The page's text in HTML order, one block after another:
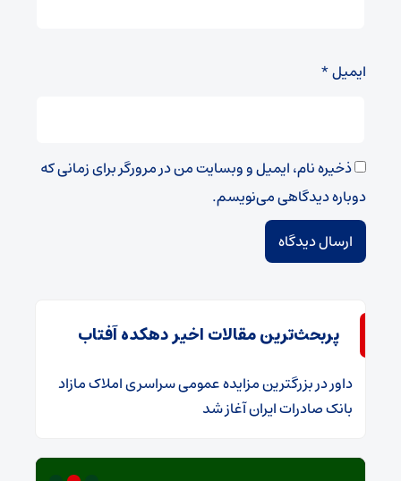
ایمیل*
ذخیره نام، ایمیل و وبسایت من در مرورگر برای زمانی که
دوباره دیدگاهی می‌نویسم.
پربحث‌ترین مقالات اخیر دهکده آفتاب
داوردر​بزرگترین مزایده عمومی سراسری املاک مازاد
بانک صادرات ایران آغاز شد